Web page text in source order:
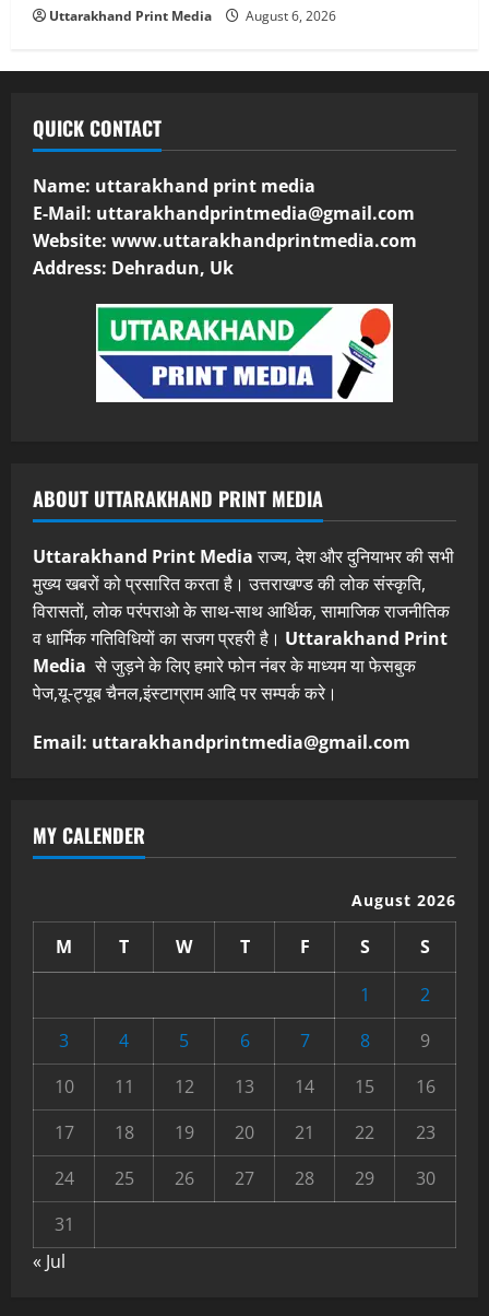
Uttarakhand Print Media August 6, 2026
QUICK CONTACT
Name: uttarakhand print media
E-Mail: uttarakhandprintmedia@gmail.com
Website: www.uttarakhandprintmedia.com
Address: Dehradun, Uk
ABOUT UTTARAKHAND PRINT MEDIA
Uttarakhand Print Mediaराज्य, देश और दुनियाभर की सभी
मुख्य खबरों को प्रसारित करता है। उत्तराखण्ड की लोक संस्कृति,
विरासतों, लोक परंपराओ के साथ-साथ आर्थिक, सामाजिक राजनीतिक
व धार्मिक गतिविधियों का सजग प्रहरी है। Uttarakhand Print
Media से जुड़ने के लिए हमारे फोन नंबर के माध्यम या फेसबुक
पेज,यू-ट्यूब चैनल,इंस्टाग्राम आदि पर सम्पर्क करे।
Email: uttarakhandprintmedia@gmail.com
MY CALENDER
August 2026
M T W T F S
S
1
2
3
4 5 6 7 8
9
10
11 12 13 14 15
16
17
18 19 20 21 22
23
24
25 26 27 28 29
30
31
« Jul